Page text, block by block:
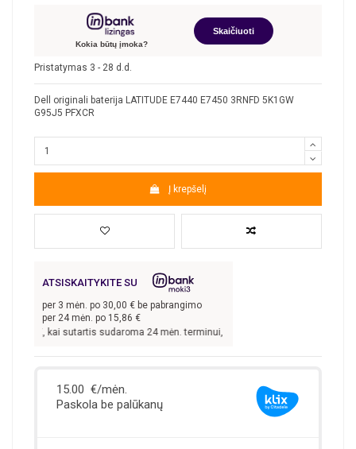
Kokia būtų įmoka?
Skaičiuoti
Pristatymas 3 - 28 d.d.
Dell originali baterija LATITUDE E7440 E7450 3RNFD 5K1GW
G95J5 PFXCR
Į krepšelį
ATSISKAITYKITE SU
per 3 mėn. po 30,00 € be pabrangimo
per 24 mėn. po 15,86 €
€, kai sutartis sudaroma 24 mėn. terminui, metinė palūkanų norma –